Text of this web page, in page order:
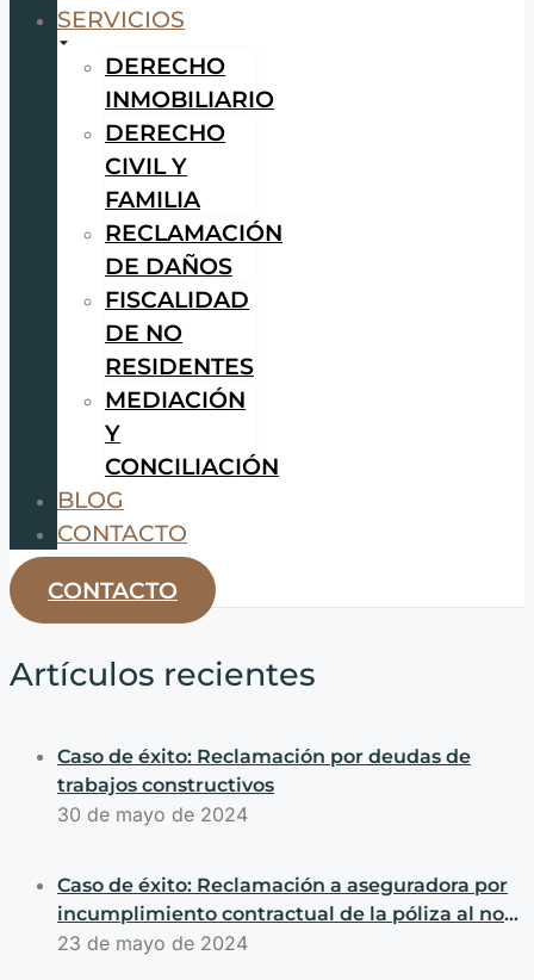
SERVICIOS
DERECHO
INMOBILIARIO
DERECHO
CIVIL Y
FAMILIA
RECLAMACIÓN
DE DAÑOS
FISCALIDAD
DE NO
RESIDENTES
MEDIACIÓN
Y
CONCILIACIÓN
BLOG
CONTACTO
CONTACTO
Artículos recientes
Caso de éxito: Reclamación por deudas de
trabajos constructivos
30 de mayo de 2024
Caso de éxito: Reclamación a aseguradora por
incumplimiento contractual de la póliza al no
asumir el coste de substitución de la bomba de
23 de mayo de 2024